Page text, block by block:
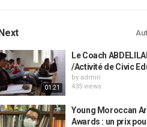
01:21
Le Coach
/Activité de Civic
by admin
435 views
Young Moroccan
Awards : un prix